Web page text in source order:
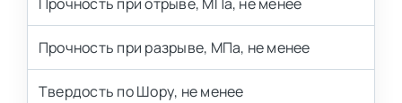
Прочность при разрыве, МПа, не менее
Твердость по Шору, не менее